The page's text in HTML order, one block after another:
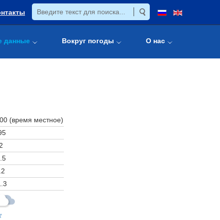
данные Вокруг погоды О нас
(время местное)